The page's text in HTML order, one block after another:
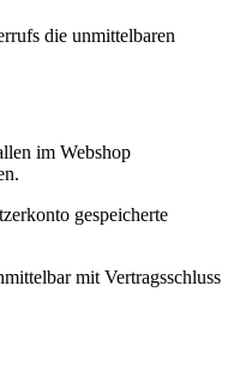
die unmittelbaren
im Webshop
gespeicherte
mit Vertragsschluss